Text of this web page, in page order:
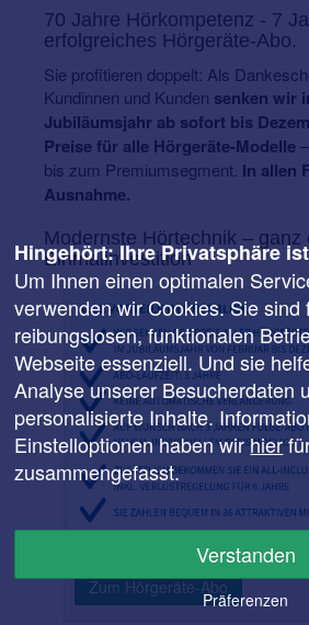
70 Jahre Hörkompetenz - 7
erfolgreiches Hörgeräte-Abo.
Sie profitieren doppelt: Als
Kundinnen und Kunden senken wir
Jubiläumsjahr ab sofort bis
Preise für alle Hörgeräte-Modelle
bis zum Premiumsegment. In allen
Ausnahme.
Modernste Hörtechnik – ganz
Einmalinvestition
Die Vorteile des Hörgeräte-Abos für
Zum Hörgeräte-Abo
Hingehört: Ihre Privatsphäre
Um Ihnen einen optimalen
verwenden wir Cookies. Sie sind
reibungslosen, funktionalen
Webseite essenziell. Und sie
Analyse unserer Besucherdaten
personalisierte Inhalte.
Einstelloptionen haben wirhier
zusammengefasst.
Verstanden
Präferenzen